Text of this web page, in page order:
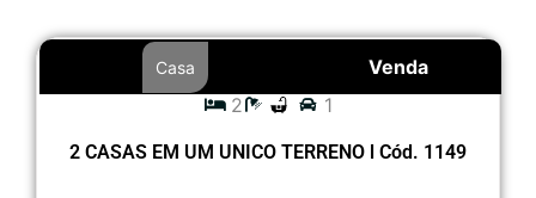
Venda
Casa
2 1
2 CASAS EM UM UNICO TERRENO l Cód. 1149